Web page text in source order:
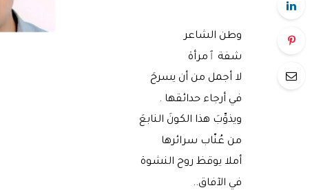
وطن الشاعر
شفة ٱمرأة
لا أجمل من أن يسرحَ
في أرجاء حدائقها .
ويذوِّبَ هذا الكونَ النابعَ
من عُنّاب سرائرها
أملا يوقظ روح النشوة
في الآفاق..